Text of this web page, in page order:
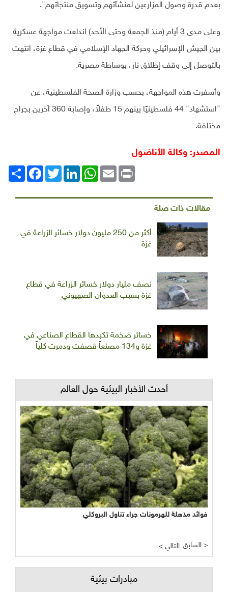
بعدم قدرة وصول المزارعين لمنشآتهم وتسويق منتجاتهم".
وعلى مدى 3 أيام (منذ الجمعة وحتى الأحد) اندلعت مواجهة عسكرية
بين الجيش الإسرائيلي وحركة الجهاد الإسلامي في قطاع غزة، انتهت
بالتوصل إلى وقف إطلاق نار، بوساطة مصرية.
وأسفرت هذه المواجهة، بحسب وزارة الصحة الفلسطينية، عن
"استشهاد" 44 فلسطينيًا بينهم 15 طفلاً، وإصابة 360 آخرين بجراح
مختلفة.
المصدر: وكالة الأناضول
انشر
FacebookTwitterLinkedIn
WhatsAppEmail Print
مقالات ذات صلة
أكثر من 250 مليون دولار خسائر الزراعة في
غزة
نصف مليار دولار خسائر الزراعة في قطاع
غزة بسبب العدوان الصهيوني
خسائر ضخمة تكبدها القطاع الصناعي في
غزة و134 مصنعاً قصفت ودمرت كلياً
أحدث الأخبار البيئية حول العالم
فوائد مذهلة للهرمونات جراء تناول البروكلي
< التالي السابق >
مبادرات بيئية